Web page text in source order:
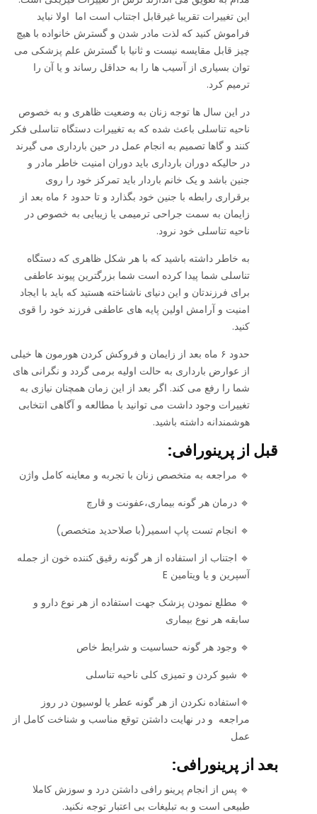
این تغییرات تقریبا غیرقابل اجتناب است اما اولا نباید
فراموش کنید که لذت مادر شدن و گسترش خانواده با هیچ
چیز قابل مقایسه نیست و ثانیا با گسترش علم پزشکی می
توان بسیاری از آسیب ها را به حداقل رساند و یا آن را
ترمیم کرد.
در این سال ها توجه زنان به وضعیت ظاهری و به خصوص
ناحیه تناسلی باعث شده که به تغییرات دستگاه تناسلی فکر
کنند و گاها تصمیم به انجام عمل در حین بارداری می گیرند
در حالیکه دوران بارداری باید دوران امنیت خاطر مادر و
جنین باشد و یک خانم باردار باید تمرکز خود را روی
برقراری رابطه با جنین خود بگذارد و تا حدود ۶ ماه بعد از
زایمان به سمت جراحی ترمیمی یا زیبایی به خصوص در
ناحیه تناسلی خود نرود.
به خاطر داشته باشید که با هر شکل ظاهری که دستگاه
تناسلی شما پیدا کرده است شما بزرگترین پیوند عاطفی
برای فرزندتان و این دنیای ناشناخته هستید که باید با ایجاد
امنیت و آرامش اولین پایه های عاطفی فرزند خود را قوی
کنید‌.
حدود ۶ ماه بعد از زایمان و فروکش کردن هورمون ها خیلی
از عوارض بارداری به حالت اولیه برمی گردد و نگرانی های
شما را رفع می کند. اگر بعد از این زمان همچنان نیازی به
تغییرات وجود داشت می توانید با مطالعه و آگاهی انتخابی
هوشمندانه داشته باشید.
قبل از پرینورافی:
🔹 مراجعه به متخصص زنان با تجربه و معاینه کامل واژن
🔹 درمان هر گونه بیماری،عفونت و قارچ
🔹 انجام تست پاپ اسمیر(با صلاحدید متخصص)
🔹 اجتناب از استفاده از هر گونه رقیق کننده خون از جمله
آسپرین و یا ویتامین E
🔹 مطلع نمودن پزشک جهت استفاده از هر نوع دارو و
سابقه هر نوع بیماری
🔹 وجود هر گونه حساسیت و شرایط خاص
🔹 شیو کردن و تمیزی کلی ناحیه تناسلی
🔹استفاده نکردن از هر گونه عطر یا لوسیون در روز
مراجعه و در نهایت داشتن توقع مناسب و شناخت کامل از
عمل
بعد از پرینورافی:
🔹 پس از انجام پرینو رافی داشتن درد و سوزش کاملا
طبیعی است و به تبلیغات بی اعتبار توجه نکنید.